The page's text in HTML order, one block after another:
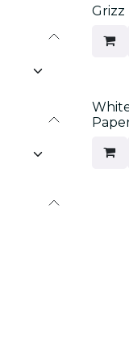
Grizz